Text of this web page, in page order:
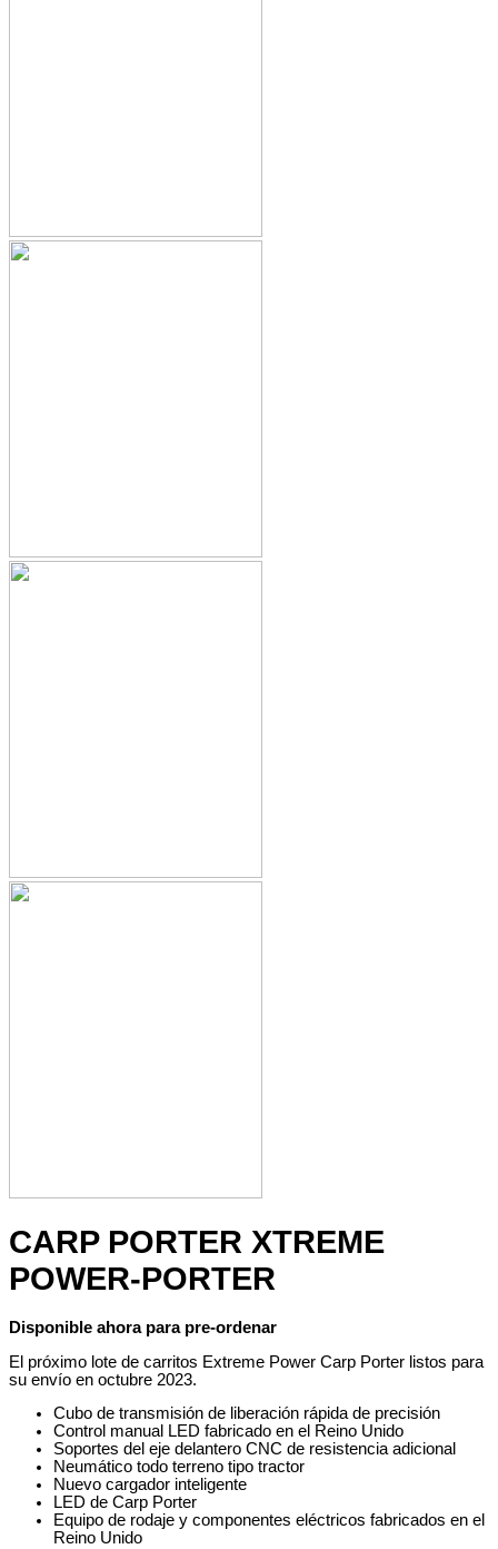
CARP PORTER XTREME
POWER-PORTER
Disponible ahora para pre-ordenar
El próximo lote de carritos Extreme Power Carp Porter listos para
su envío en octubre 2023.
Cubo de transmisión de liberación rápida de precisión
Control manual LED fabricado en el Reino Unido
Soportes del eje delantero CNC de resistencia adicional
Neumático todo terreno tipo tractor
Nuevo cargador inteligente
LED de Carp Porter
Equipo de rodaje y componentes eléctricos fabricados en el
Reino Unido